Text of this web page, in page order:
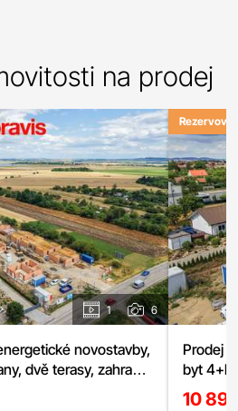
na prodej
1 6
novostavby,
dvě terasy, zahrada
parkování
Prodej
byt
sklepa
10